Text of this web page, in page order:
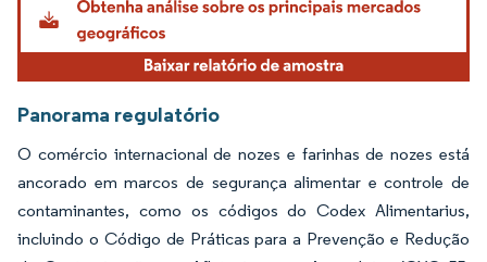
Panorama regulatório
O comércio internacional de nozes e farinhas de nozes está
ancorado em marcos de segurança alimentar e controle de
contaminantes, como os códigos do Codex Alimentarius,
incluindo o Código de Práticas para a Prevenção e Redução